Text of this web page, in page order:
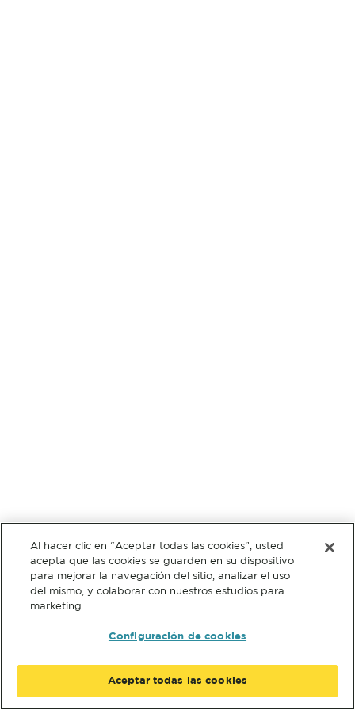
Al hacer clic en “Aceptar todas las cookies”, usted
acepta que las cookies se guarden en su dispositivo
para mejorar la navegación del sitio, analizar el uso
del mismo, y colaborar con nuestros estudios para
marketing.
Configuración de cookies
Aceptar todas las cookies